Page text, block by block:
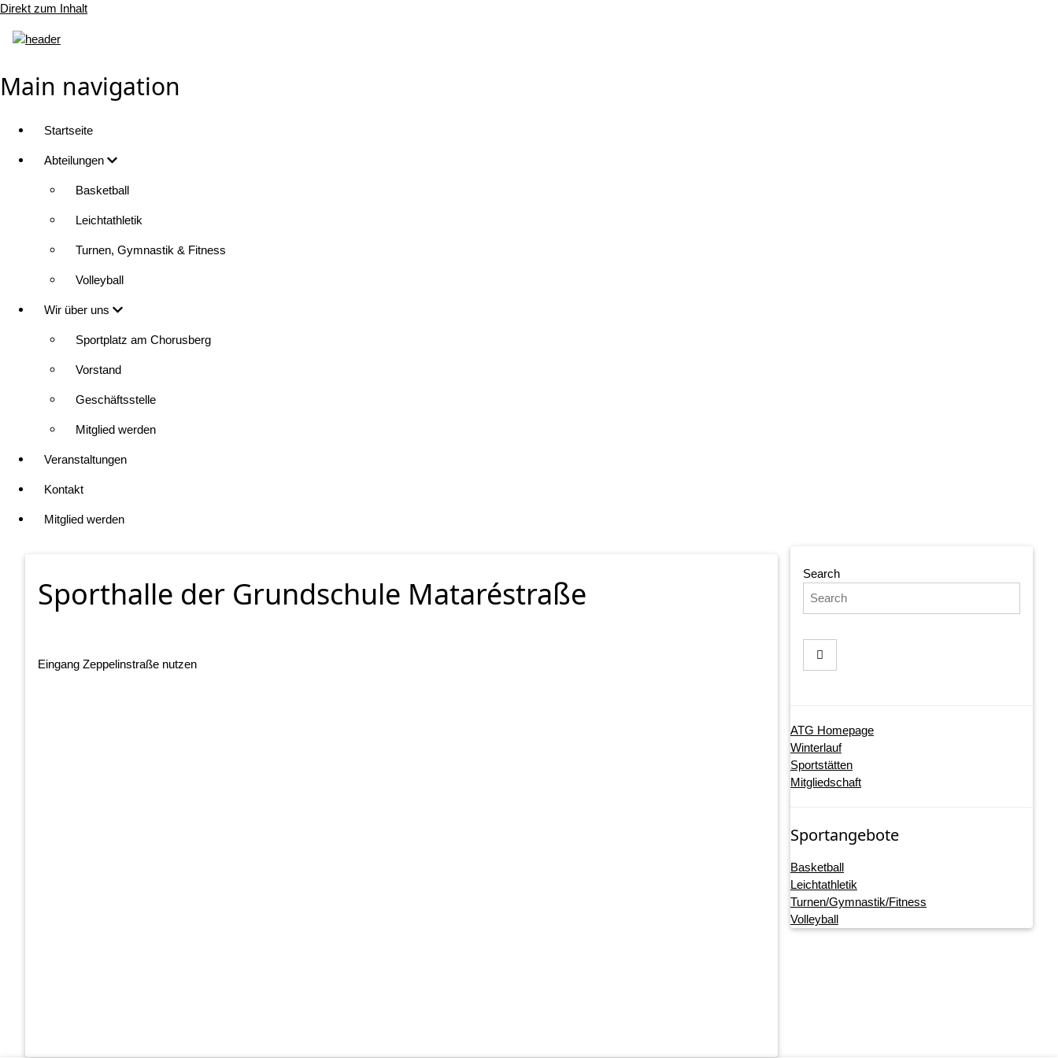
Direkt zum Inhalt
Main navigation
Startseite
Abteilungen
Basketball
Leichtathletik
Turnen, Gymnastik & Fitness
Volleyball
Wir über uns
Sportplatz am Chorusberg
Vorstand
Geschäftsstelle
Mitglied werden
Veranstaltungen
Kontakt
Mitglied werden
Sporthalle der Grundschule Mataréstraße
Eingang Zeppelinstraße nutzen
Search
ATG Homepage
Winterlauf
Sportstätten
Mitgliedschaft
Sportangebote
Basketball
Leichtathletik
Turnen/Gymnastik/Fitness
Volleyball